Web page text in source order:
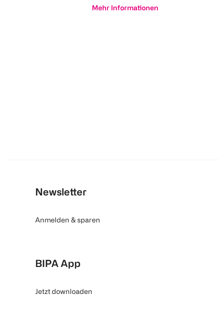
Mehr Informationen
Newsletter
Anmelden & sparen
BIPA App
Jetzt downloaden